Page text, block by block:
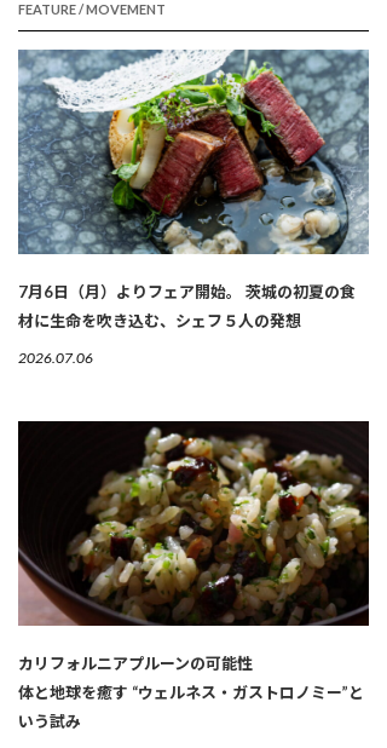
FEATURE / MOVEMENT
7月6日（月）よりフェア開始。 茨城の初夏の食
材に生命を吹き込む、シェフ５人の発想
2026.07.06
カリフォルニアプルーンの可能性
体と地球を癒す “ウェルネス・ガストロノミー”と
いう試み